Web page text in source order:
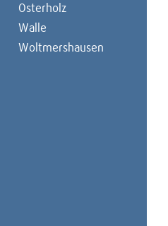
Osterholz
Walle
Woltmershausen